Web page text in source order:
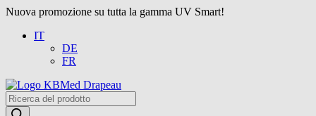
Nuova promozione su tutta la gamma UV Smart!
IT
DE
FR
Products
search